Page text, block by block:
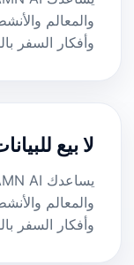
والمعالم
وأفكار السفر
لا بيع
والمعالم
وأفكار السفر